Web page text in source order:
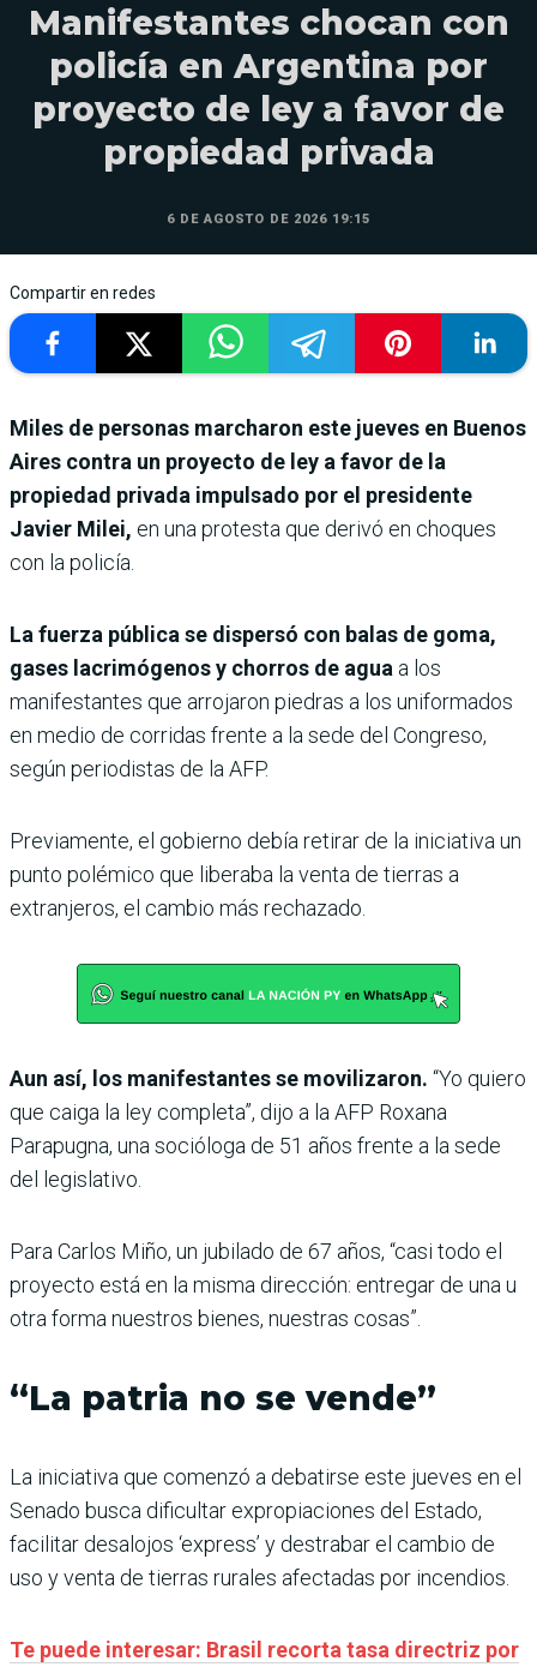
Manifestantes chocan con
policía en Argentina por
proyecto de ley a favor de
propiedad privada
6 DE AGOSTO DE 2026 19:15
Compartir en redes
Miles de personas marcharon este jueves en Buenos
Aires contra un proyecto de ley a favor de la
propiedad privada impulsado por el presidente
Javier Milei, en una protesta que derivó en choques
con la policía.
La fuerza pública se dispersó con balas de goma,
gases lacrimógenos y chorros de agua a los
manifestantes que arrojaron piedras a los uniformados
en medio de corridas frente a la sede del Congreso,
según periodistas de la AFP.
Previamente, el gobierno debía retirar de la iniciativa un
punto polémico que liberaba la venta de tierras a
extranjeros, el cambio más rechazado.
Aun así, los manifestantes se movilizaron. “Yo quiero
que caiga la ley completa”, dijo a la AFP Roxana
Parapugna, una socióloga de 51 años frente a la sede
del legislativo.
Para Carlos Miño, un jubilado de 67 años, “casi todo el
proyecto está en la misma dirección: entregar de una u
otra forma nuestros bienes, nuestras cosas”.
“La patria no se vende”
La iniciativa que comenzó a debatirse este jueves en el
Senado busca dificultar expropiaciones del Estado,
facilitar desalojos ‘express’ y destrabar el cambio de
uso y venta de tierras rurales afectadas por incendios.
Te puede interesar: Brasil recorta tasa directriz por